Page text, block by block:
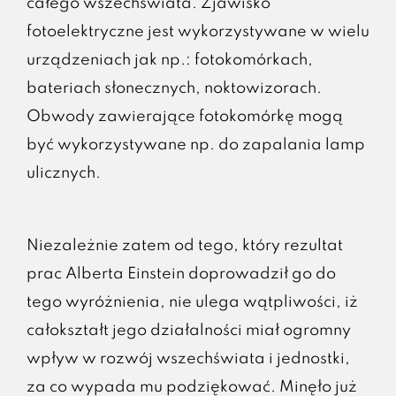
całego wszechświata. Zjawisko
fotoelektryczne jest wykorzystywane w wielu
urządzeniach jak np.: fotokomórkach,
bateriach słonecznych, noktowizorach.
Obwody zawierające fotokomórkę mogą
być wykorzystywane np. do zapalania lamp
ulicznych.
Niezależnie zatem od tego, który rezultat
prac Alberta Einstein doprowadził go do
tego wyróżnienia, nie ulega wątpliwości, iż
całokształt jego działalności miał ogromny
wpływ w rozwój wszechświata i jednostki,
za co wypada mu podziękować. Minęło już